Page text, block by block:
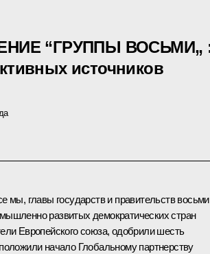
“ГРУППЫ ВОСЬМИ„ :
источников
мы, главы государств и правительств восьми
развитых демократических стран
Европейского союза, одобрили шесть
начало Глобальному партнерству